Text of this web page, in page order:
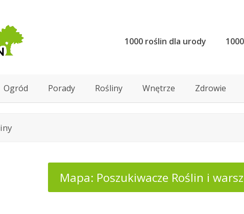
1000 roślin dla urody
Ogród Porady Rośliny Wnętrze Zdrowie
Mapa: Poszukiwacze Roślin i